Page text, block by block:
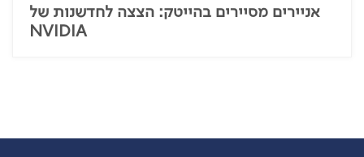
אניירים מסיירים בהייטק: הצצה לחדשנות של
NVIDIA